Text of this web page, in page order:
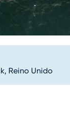
Reino Unido